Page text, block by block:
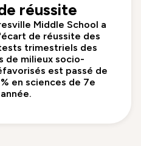
réussite
Middle School a
de réussite des
trimestriels des
de milieux socio-
est passé de
en sciences de 7e
année.